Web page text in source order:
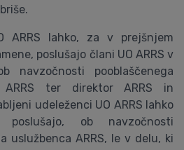
ARRS lahko, za v prejšnjem
poslušajo člani UO ARRS v
navzočnosti pooblaščenega
ARRS ter direktor ARRS in
udeleženci UO ARRS lahko
ob navzočnosti
uslužbenca ARRS, le v delu, ki